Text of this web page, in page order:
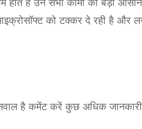
हैं उन सभी कामों को बड़ी
को टक्कर दे रही है
सवाल है कमेंट करें कुछ अधिक